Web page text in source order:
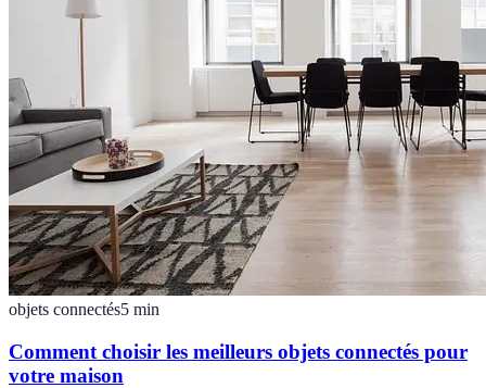
objets connectés5 min
Comment choisir les meilleurs objets connectés pour
votre maison